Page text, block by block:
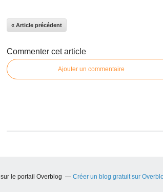
« Article précédent
Commenter cet article
Ajouter un commentaire
sur le portail Overblog Créer un blog gratuit sur